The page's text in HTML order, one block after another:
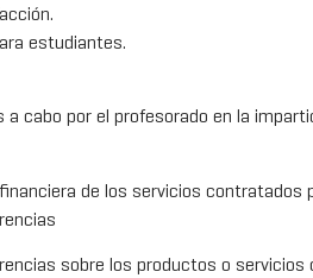
estudiantes.
a cabo por el profesorado en la
de los servicios contratados
sobre los productos o